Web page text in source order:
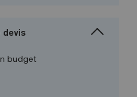
devis
budget